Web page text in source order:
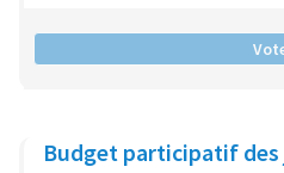
Budget participatif des